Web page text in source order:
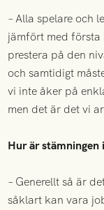
– Alla spelare och
jämfört med första
prestera på den
och samtidigt
vi inte åker på
men det är det vi
Hur är
– Generellt så är
såklart kan vara